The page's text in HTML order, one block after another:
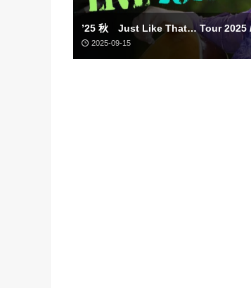
’25 秋 Just Like That… Tour
2025-09-15